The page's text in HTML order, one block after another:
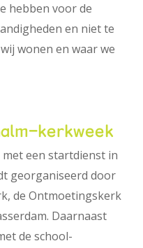
hebben voor de
en niet te
wonen en waar we
kerkweek
een startdienst in
georganiseerd door
de Ontmoetingskerk
Daarnaast
de school-